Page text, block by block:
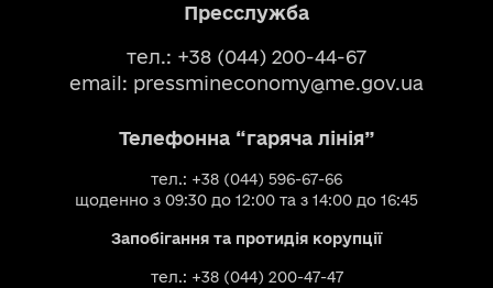
Пресслужба
тел.: +38 (044) 200-44-67
email: pressmineconomy@me.gov.ua
Телефонна “гаряча лінія”
тел.: +38 (044) 596-67-66
щоденно з 09:30 до 12:00 та з 14:00 до 16:45
Запобігання та протидія корупції
тел.: +38 (044) 200-47-47